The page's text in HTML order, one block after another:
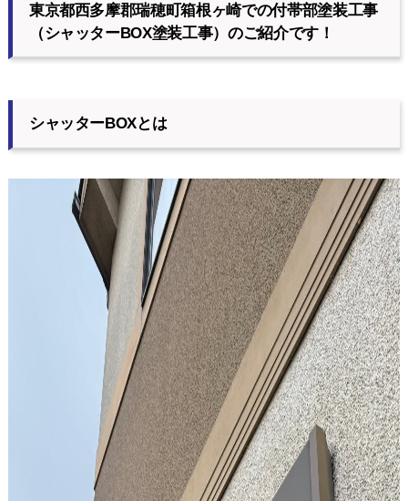
東京都西多摩郡瑞穂町箱根ヶ崎での付帯部塗装工事
（シャッターBOX塗装工事）のご紹介です！
シャッターBOXとは